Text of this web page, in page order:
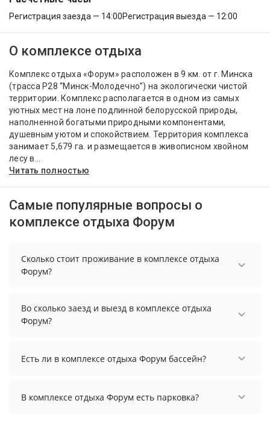
Регистрация заезда — 14:00Регистрация выезда — 12:00
О комплексе отдыха
Комплекс отдыха «Форум» расположен в 9 км. от г. Минска
(трасса Р28 “Минск-Молодечно”) на экологически чистой
территории. Комплекс располагается в одном из самых
уютных мест на лоне подлинной белорусской природы,
наполненной богатыми природными компонентами,
душевным уютом и спокойствием. Территория комплекса
занимает 5,679 га. и размещается в живописном хвойном
лесу в...
Читать полностью
Самые популярные вопросы о
комплексе отдыха Форум
Сколько стоит проживание в комплексе отдыха
Форум?
Форум начинается от 95 рублей. Чтобы увидеть
актуальные цены на проживание, выберите
нужные даты и количество гостей.
Во сколько заезд и выезд в комплексе отдыха
Форум?
Есть ли в комплексе отдыха Форум бассейн?
В комплексе отдыха Форум есть парковка?